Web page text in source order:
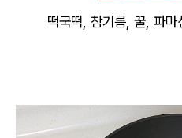
떡국떡, 참기름, 꿀, 파마